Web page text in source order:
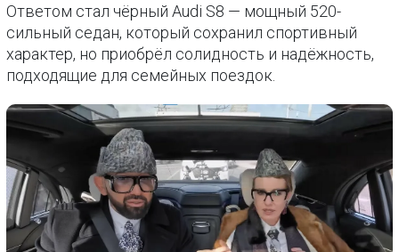
Ответом стал чёрный Audi S8 — мощный 520-
сильный седан, который сохранил спортивный
характер, но приобрёл солидность и надёжность,
подходящие для семейных поездок.